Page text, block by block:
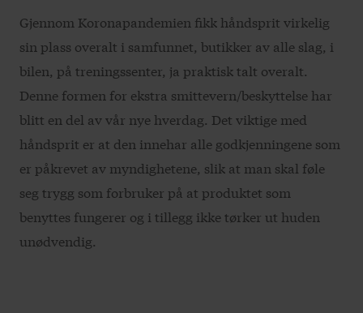
Gjennom Koronapandemien fikk håndsprit virkelig
sin plass overalt i samfunnet, butikker av alle slag, i
bilen, på treningssenter, ja praktisk talt overalt.
Denne formen for ekstra smittevern/beskyttelse har
blitt en del av vår nye hverdag. Det viktige med
håndsprit er at den innehar alle godkjenningene som
er påkrevet av myndighetene, slik at man skal føle
seg trygg som forbruker på at produktet som
benyttes fungerer og i tillegg ikke tørker ut huden
unødvendig.